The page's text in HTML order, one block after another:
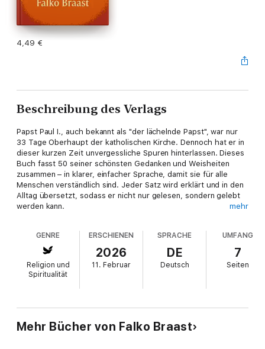
4,49 €
Beschreibung des Verlags
Papst Paul I., auch bekannt als "der lächelnde Papst", war nur
33 Tage Oberhaupt der katholischen Kirche. Dennoch hat er in
dieser kurzen Zeit unvergessliche Spuren hinterlassen. Dieses
Buch fasst 50 seiner schönsten Gedanken und Weisheiten
zusammen – in klarer, einfacher Sprache, damit sie für alle
Menschen verständlich sind. Jeder Satz wird erklärt und in den
Alltag übersetzt, sodass er nicht nur gelesen, sondern gelebt
werden kann.
Ob Sie Trost suchen, Inspiration für Ihr tägliches Handeln
brauchen oder einfach einen Moment der Besinnung wünschen
– diese Sammlung lädt dazu ein, Herz und Verstand zu öffnen.
Sie erinnert daran, dass Menschlichkeit keine große Theorie
ist, sondern in kleinen Gesten beginnt: im Lächeln, im Zuhören,
mehr
GENRE
Religion und
Spiritualität
ERSCHIENEN
2026
11. Februar
SPRACHE
DE
Deutsch
UMFANG
7
Seiten
Mehr Bücher von Falko Braast